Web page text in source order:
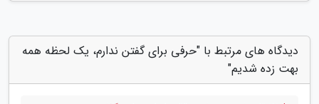
دیدگاه های مرتبط با "حرفی برای گفتن ندارم، یک لحظه همه
بهت زده شدیم"